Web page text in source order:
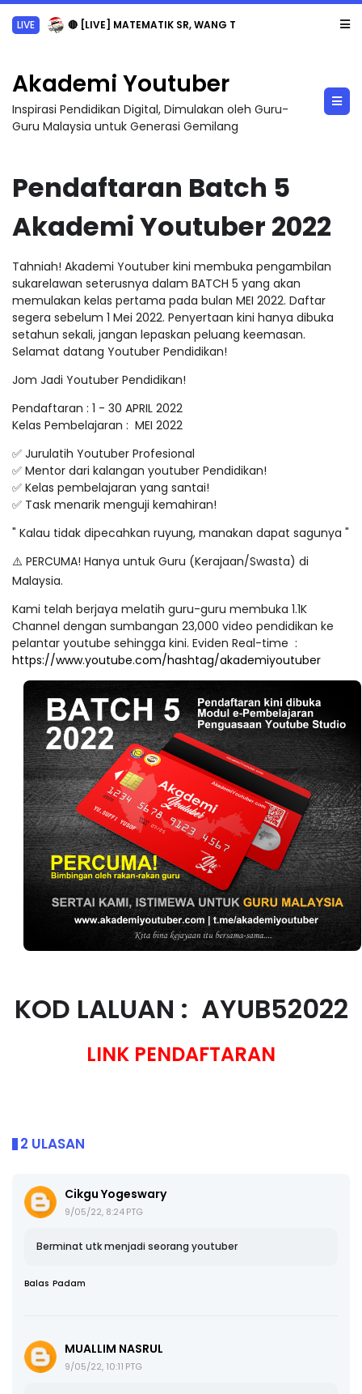
LIVE 🔴 [LIVE] MATEMATIK SR, WANG TAHUN 6 OLEH CIKGU ANITA #ALLINONE #141 #...
Akademi Youtuber
Inspirasi Pendidikan Digital, Dimulakan oleh Guru-
Guru Malaysia untuk Generasi Gemilang
Pendaftaran Batch 5
Akademi Youtuber 2022
Tahniah! Akademi Youtuber kini membuka pengambilan
sukarelawan seterusnya dalam BATCH 5 yang akan
memulakan kelas pertama pada bulan MEI 2022. Daftar
segera sebelum 1 Mei 2022. Penyertaan kini hanya dibuka
setahun sekali, jangan lepaskan peluang keemasan.
Selamat datang Youtuber Pendidikan!
Jom Jadi Youtuber Pendidikan!
Pendaftaran : 1 - 30 APRIL 2022
Kelas Pembelajaran : MEI 2022
✅ Jurulatih Youtuber Profesional
✅ Mentor dari kalangan youtuber Pendidikan!
✅ Kelas pembelajaran yang santai!
✅ Task menarik menguji kemahiran!
" Kalau tidak dipecahkan ruyung, manakan dapat sagunya "
⚠️ PERCUMA! Hanya untuk Guru (Kerajaan/Swasta) di
Malaysia.
Kami telah berjaya melatih guru-guru membuka 1.1K
Channel dengan sumbangan 23,000 video pendidikan ke
pelantar youtube sehingga kini. Eviden Real-time :
https://www.youtube.com/hashtag/akademiyoutuber
KOD LALUAN : AYUB52022
LINK PENDAFTARAN
2 ULASAN
Cikgu Yogeswary
9/05/22, 8:24 PTG
Berminat utk menjadi seorang youtuber
Balas Padam
MUALLIM NASRUL
9/05/22, 10:11 PTG